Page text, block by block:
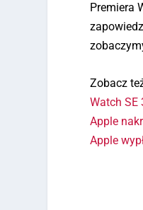
Premiera
Zobacz
Watch
Apple
Apple